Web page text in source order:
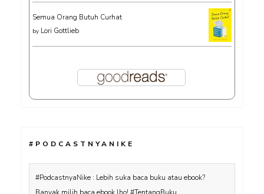
Semua Orang Butuh Curhat
by Lori Gottlieb
#PODCASTNYANIKE
#PodcastnyaNike : Lebih suka baca buku atau ebook?
Banyak milih baca ebook lho! #TentangBuku